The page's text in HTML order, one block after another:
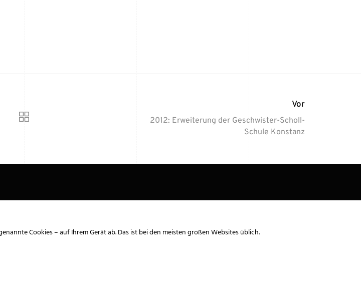
Vor
2012: Erweiterung der Geschwister-Scholl-
Schule Konstanz
Cookies – auf Ihrem Gerät ab. Das ist bei den meisten großen Websites üblich.